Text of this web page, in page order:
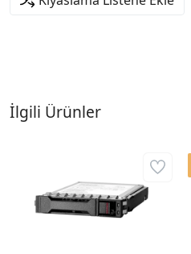
İlgili Ürünler